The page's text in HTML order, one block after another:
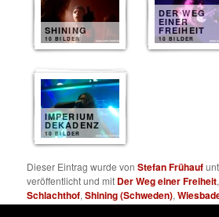
SHINING
10 BILDER
DER WEG
EINER
FREIHEIT
10 BILDER
IMPERIUM
DEKADENZ
10 BILDER
Dieser Eintrag wurde vonStefan Frühauf
veröffentlicht und mit Der Weg einer Freiheit
Schlachthof,Shining (Schweden),
Setze ein Lesezeichen für denPermalink.